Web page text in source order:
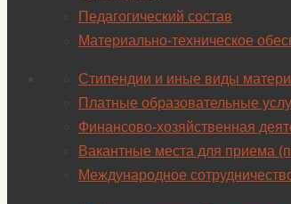
Педагогический состав
Материально-техническое
Стипендии и иные виды
Платные образовательные
Финансово-хозяйственная
Вакантные места для приема
Международное